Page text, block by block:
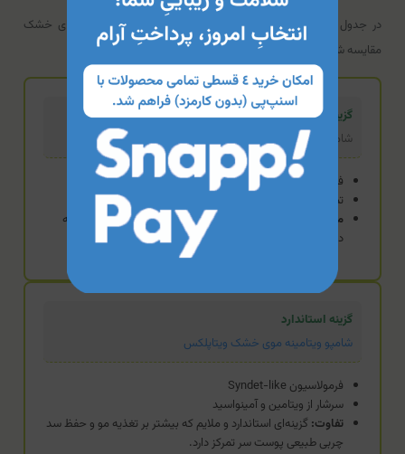
در جدول زیر، شامپو آبرسان بویسا با دو محصول رقیب برای موهای خشک
مقایسه شده است:
گزینه تخصصی (محصول فعلی)
شامپو آبرسان موی خشک بویسا
فاقد سولفات و پارابن
تمرکز بر آبرسانی عمیق
مزیت:
بهترین انتخاب برای موهای کراتین شده و بسیار کم‌آب به
دلیل دارا بودن هیالورونیک اسید، اوره و کراتین هیدرولیز شده.
گزینه استاندارد
شامپو ویتامینه موی خشک ویتاپلکس
فرمولاسیون Syndet-like
سرشار از ویتامین و آمینواسید
تفاوت: گزینه‌ای استاندارد و ملایم که بیشتر بر تغذیه مو و حفظ سد
چربی طبیعی پوست سر تمرکز دارد.